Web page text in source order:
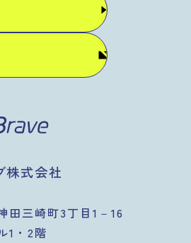
株式会社
田三崎町3丁目1－16
1・2階